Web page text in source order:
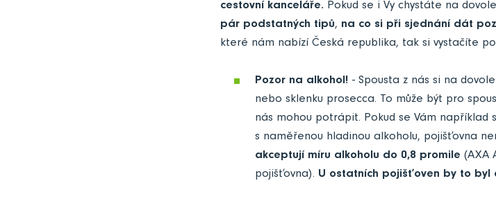
cestovní kanceláře. Pokud se i Vy chystáte na
pár podstatných tipů, na co si při sjednání dát
které nám nabízí Česká republika, tak si vystačíte
Pozor na alkohol! - Spousta z nás si na
nebo sklenku prosecca. To může být pro
nás mohou potrápit. Pokud se Vám
s naměřenou hladinou alkoholu, pojišťovna
akceptují míru alkoholu do 0,8 promile (AXA
pojišťovna). U ostatních pojišťoven by to byl